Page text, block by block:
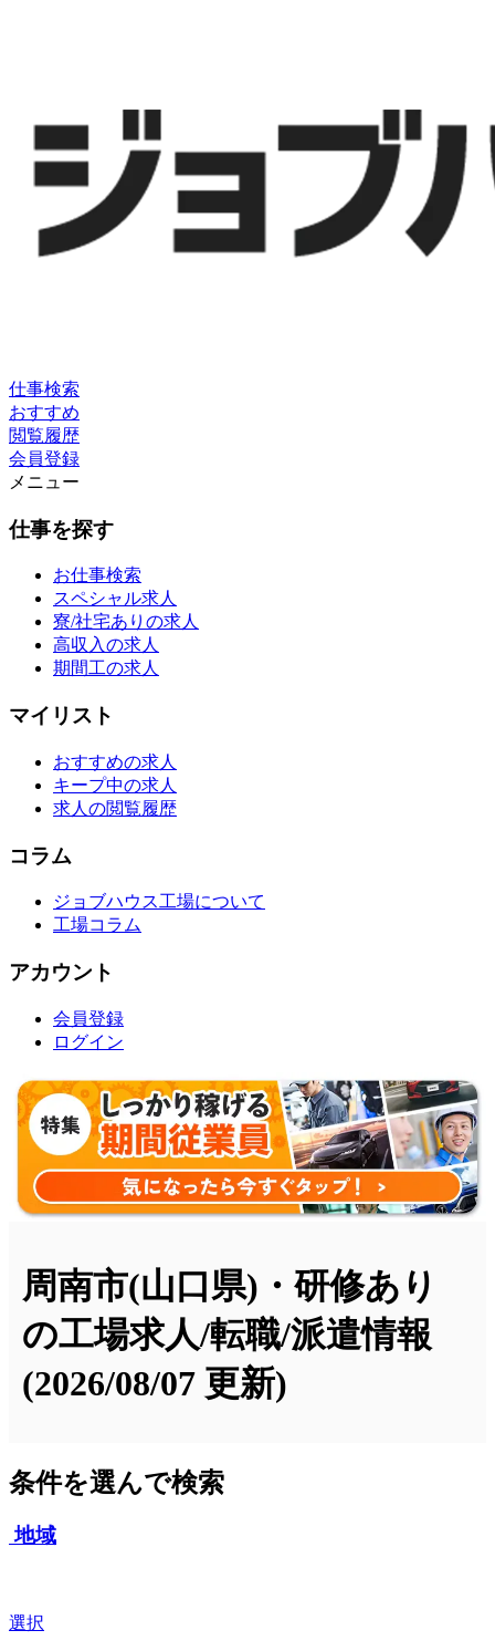
仕事検索
おすすめ
閲覧履歴
会員登録
メニュー
仕事を探す
お仕事検索
スペシャル求人
寮/社宅ありの求人
高収入の求人
期間工の求人
マイリスト
おすすめの求人
キープ中の求人
求人の閲覧履歴
コラム
ジョブハウス工場について
工場コラム
アカウント
会員登録
ログイン
周南市(山口県)・研修あり
の工場求人/転職/派遣情報
(2026/08/07 更新)
条件を選んで検索
地域
選択